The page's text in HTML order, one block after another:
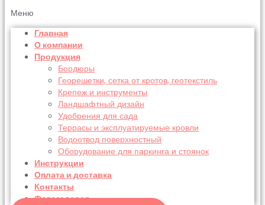
Меню
Главная
О компании
Продукция
Бордюры
Георешетки, сетка от кротов, геотекстиль
Крепеж и инструменты
Ландшафтный дизайн
Удобрения для сада
Террасы и эксплуатируемые кровли
Водоотвод поверхностный
Оборудование для паркинга и стоянок
Инструкции
Оплата и доставка
Контакты
Фотогалерея